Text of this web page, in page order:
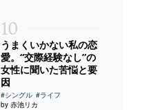
10
うまくいかない私の恋
愛。“交際経験なし”の
女性に聞いた苦悩と要
因
#シングル #ライフ
by 赤池リカ